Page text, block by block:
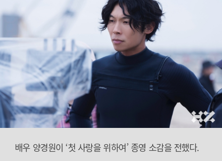
배우 양경원이 ‘첫 사랑을 위하여’ 종영 소감을 전했다.